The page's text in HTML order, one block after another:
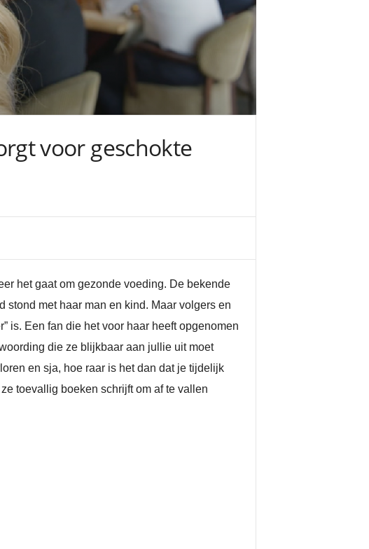
voor geschokte
het gaat om gezonde voeding. De bekende
met haar man en kind. Maar volgers en
is. Een fan die het voor haar heeft opgenomen
die ze blijkbaar aan jullie uit moet
en sja, hoe raar is het dan dat je tijdelijk
toevallig boeken schrijft om af te vallen